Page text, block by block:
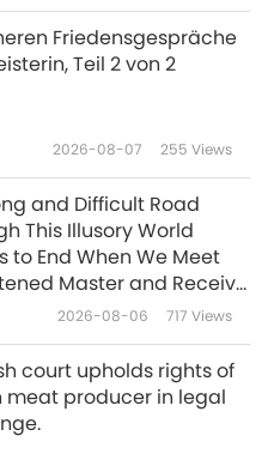
Kaschmirs erstes
mit alternativen
Diamond (Veganerin) –
Rockjazz-E-
Friedensgespräche
Teil 2 von 2
2026-08-07 255 Views
and Difficult Road
This Illusory World
to End When We Meet
Master and Receive
2026-08-06 717 Views
court upholds rights of
meat producer in legal